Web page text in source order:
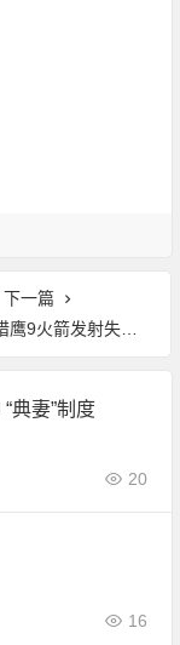
下一篇
发射失败集锦：快把人炸晕了
典妻”制度
20
16